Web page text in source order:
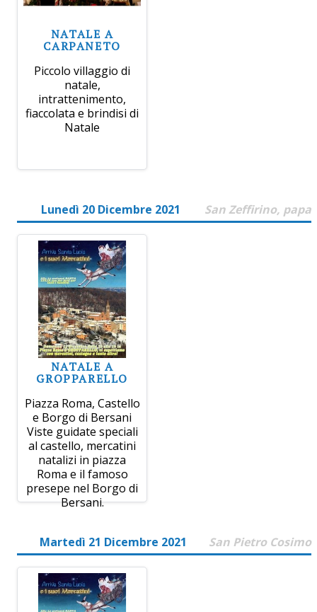
NATALE A
CARPANETO
Piccolo villaggio di
natale,
intrattenimento,
fiaccolata e brindisi di
Natale
Lunedì 20 Dicembre 2021 San Zeffirino, papa
NATALE A
GROPPARELLO
Piazza Roma, Castello
e Borgo di Bersani
Viste guidate speciali
al castello, mercatini
natalizi in piazza
Roma e il famoso
presepe nel Borgo di
Bersani.
Martedì 21 Dicembre 2021 San Pietro Cosimo